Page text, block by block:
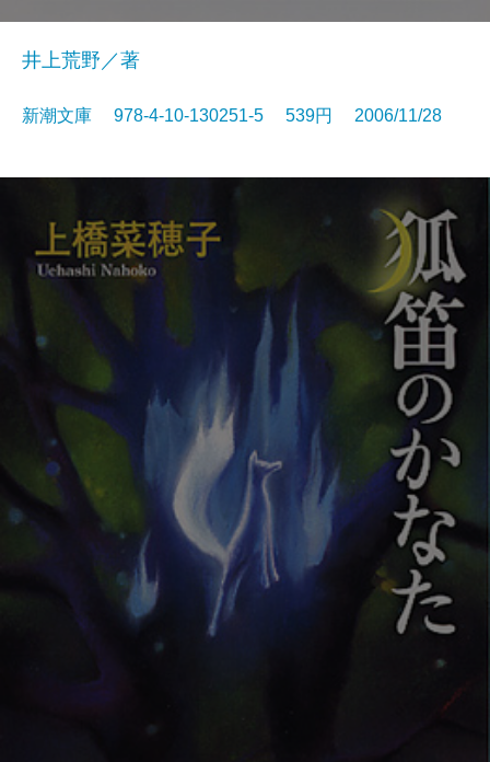
井上荒野／著
新潮文庫 978-4-10-130251-5 539円 2006/11/28